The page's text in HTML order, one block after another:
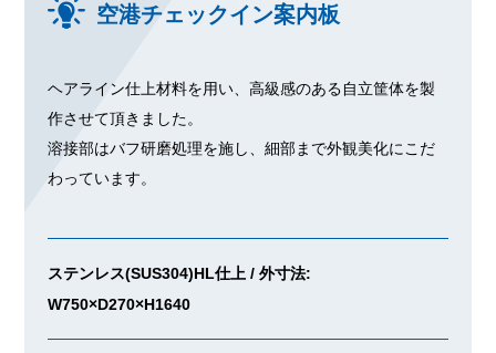
空港チェックイン案内板
ヘアライン仕上材料を用い、高級感のある自立筐体を製
作させて頂きました。
溶接部はバフ研磨処理を施し、細部まで外観美化にこだ
わっています。
ステンレス(SUS304)HL仕上 / 外寸法:
W750×D270×H1640